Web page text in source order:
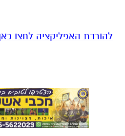
להורדת האפליקציה לחצו